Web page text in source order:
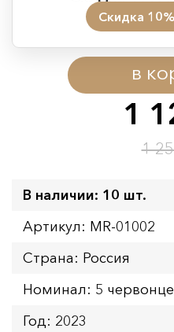
1
1
в
Скидка
Период действия
Начало:
Окончание:
Время до окончания:
В наличии: 10 шт.
Артикул: MR-01002
Страна: Россия
Номинал: 5
Год: 2023